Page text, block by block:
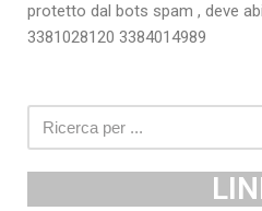
protetto dal bots spam , deve
3381028120 3384014989